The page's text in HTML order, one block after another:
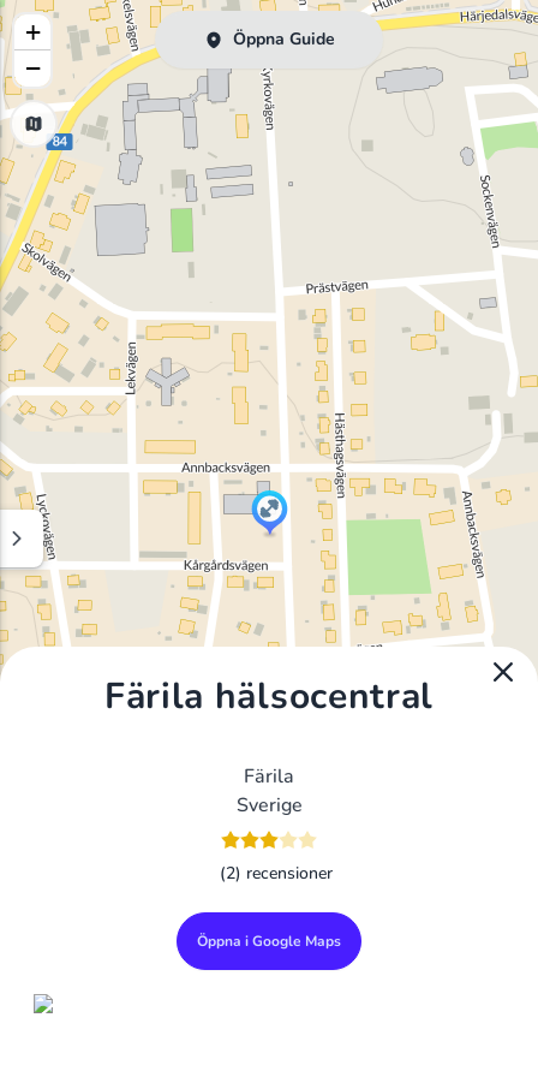
Öppna Guide
+
−
Färila hälsocentral
Färila
Sverige
(2) recensioner
Öppna i Google Maps